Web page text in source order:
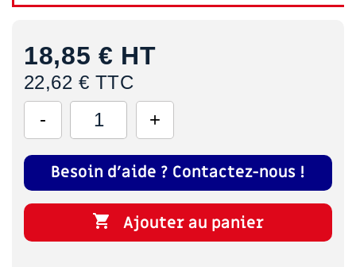
18,85 € HT
22,62 € TTC
Besoin d'aide ? Contactez-nous !
 Ajouter au panier